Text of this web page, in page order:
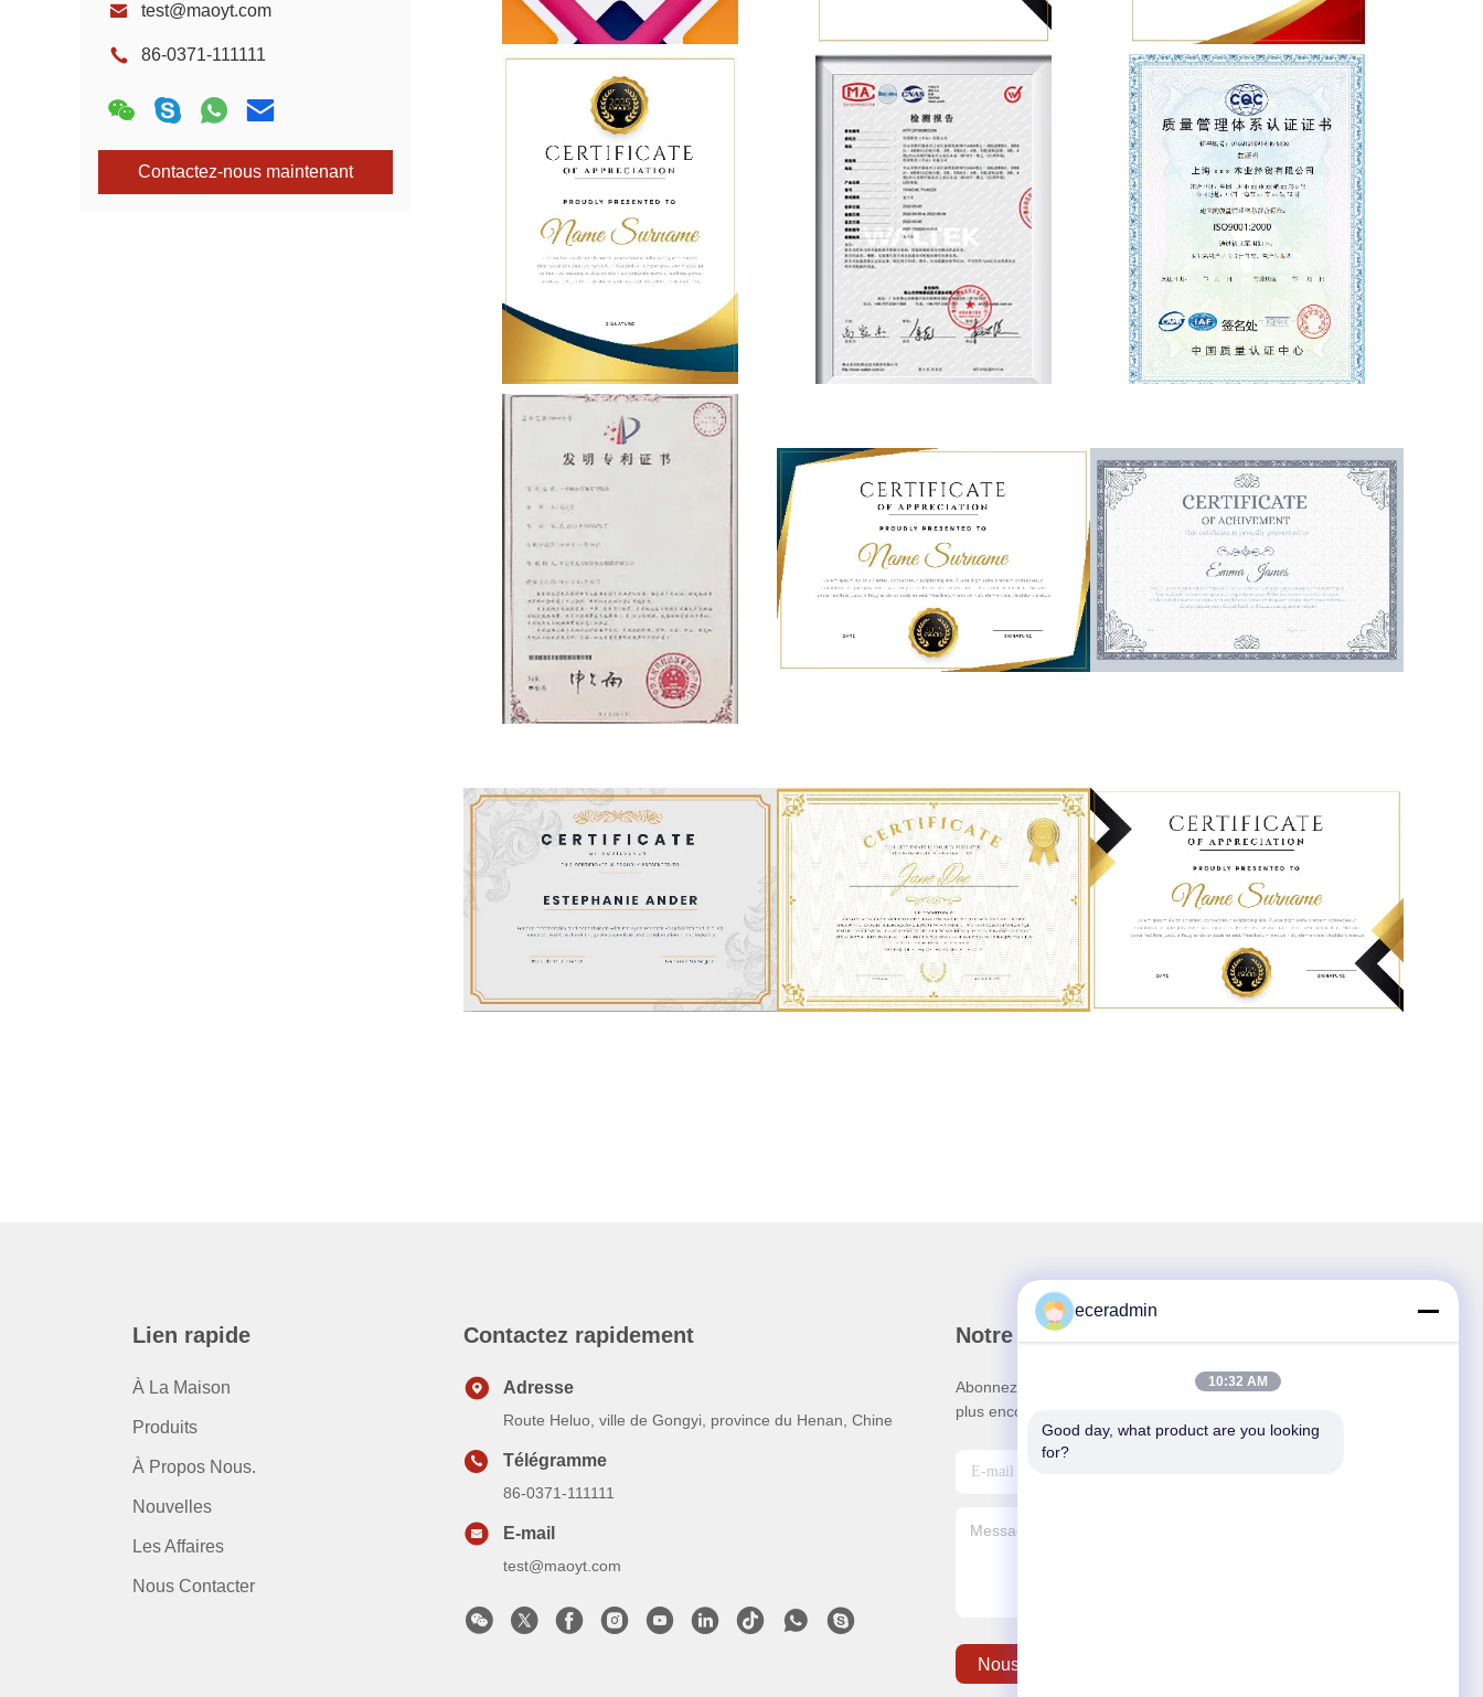
test@maoyt.com
86-0371-111111
Contactez-nous maintenant
Lien rapide
À La Maison
Produits
À Propos Nous.
Nouvelles
Les Affaires
Nous Contacter
Contactez rapidement
Adresse
Route Heluo, ville de Gongyi, province du Henan, Chine
Télégramme
86-0371-111111
E-mail
test@maoyt.com
Notre newsletter
Abonnez-vous à notre newsletter pour des réductions et
plus encore.
Nous Contacter
eceradmin
10:32 AM
Good day, what product are you looking
for?